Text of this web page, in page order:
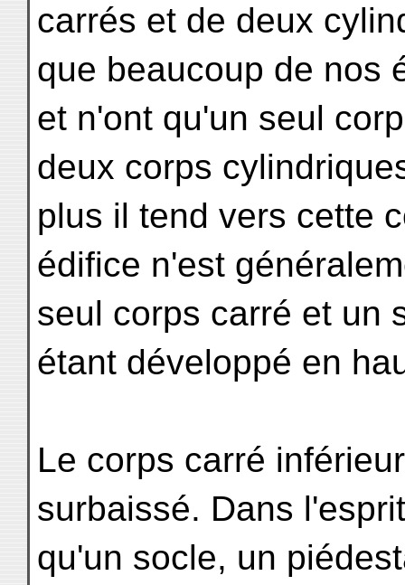
carrés et de deux
que beaucoup de nos
et n'ont qu'un seul
deux corps
plus il tend vers cette
édifice n'est
seul corps carré et un
étant développé en
Le corps carré
surbaissé. Dans
qu'un socle, un